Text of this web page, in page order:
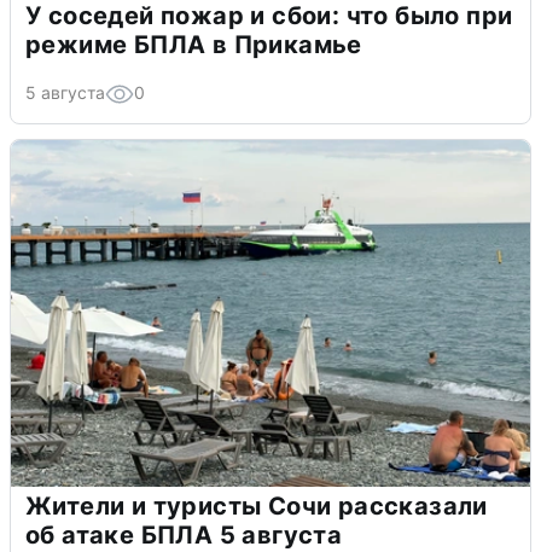
У соседей пожар и сбои: что было при
режиме БПЛА в Прикамье
5 августа 0
Жители и туристы Сочи рассказали
об атаке БПЛА 5 августа